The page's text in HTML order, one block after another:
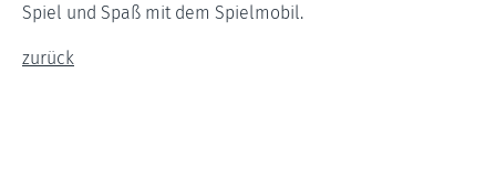
Spiel und Spaß mit dem Spielmobil.
zurück